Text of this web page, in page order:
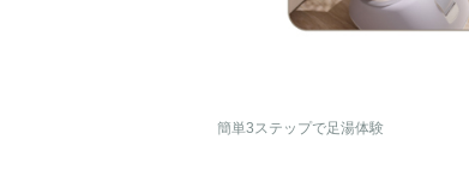
簡単3ステップで足湯体験